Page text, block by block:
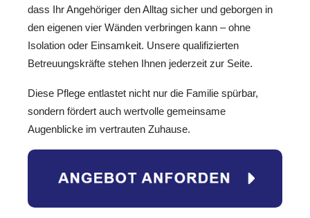
dass Ihr Angehöriger den Alltag sicher und geborgen in
den eigenen vier Wänden verbringen kann – ohne
Isolation oder Einsamkeit. Unsere qualifizierten
Betreuungskräfte stehen Ihnen jederzeit zur Seite.
Diese Pflege entlastet nicht nur die Familie spürbar,
sondern fördert auch wertvolle gemeinsame
Augenblicke im vertrauten Zuhause.